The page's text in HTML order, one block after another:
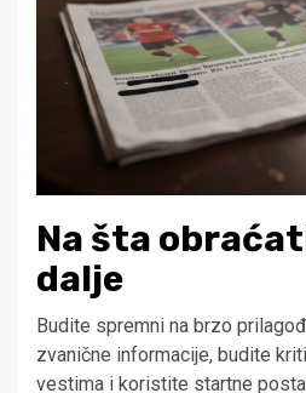
Na šta
dalje
Budite spremni na brzo
zvanične informacije, budite
vestima i koristite startne